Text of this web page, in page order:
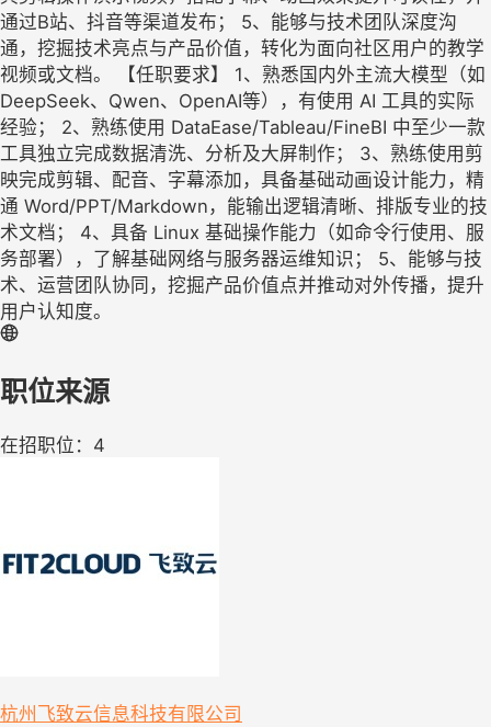
通过B站、抖音等渠道发布； 5、能够与技术团队深度沟
通，挖掘技术亮点与产品价值，转化为面向社区用户的教学
视频或文档。 【任职要求】 1、熟悉国内外主流大模型（如
DeepSeek、Qwen、OpenAI等），有使用 AI 工具的实际
经验； 2、熟练使用 DataEase/Tableau/FineBI 中至少一款
工具独立完成数据清洗、分析及大屏制作； 3、熟练使用剪
映完成剪辑、配音、字幕添加，具备基础动画设计能力，精
通 Word/PPT/Markdown，能输出逻辑清晰、排版专业的技
术文档； 4、具备 Linux 基础操作能力（如命令行使用、服
务部署），了解基础网络与服务器运维知识； 5、能够与技
术、运营团队协同，挖掘产品价值点并推动对外传播，提升
用户认知度。
职位来源
在招职位：4
杭州飞致云信息科技有限公司